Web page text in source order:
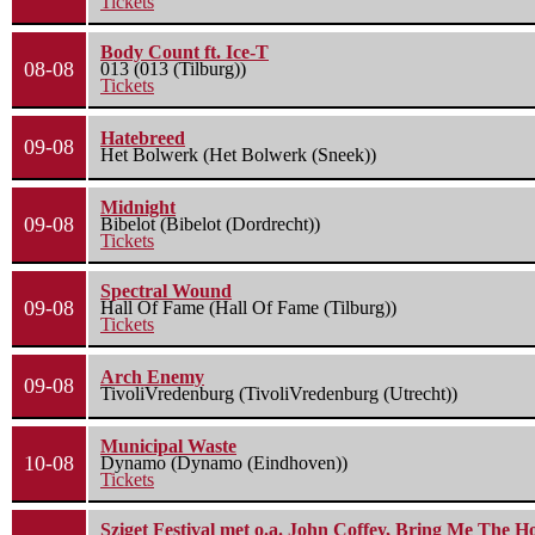
08-08
Body Count ft. Ice-T
013 (013 (Tilburg))
Tickets
09-08
Hatebreed
Het Bolwerk (Het Bolwerk (Sneek))
09-08
Midnight
Bibelot (Bibelot (Dordrecht))
Tickets
09-08
Spectral Wound
Hall Of Fame (Hall Of Fame (Tilburg))
Tickets
09-08
Arch Enemy
TivoliVredenburg (TivoliVredenburg (Utrecht))
10-08
Municipal Waste
Dynamo (Dynamo (Eindhoven))
Tickets
Sziget Festival met o.a. John Coffey, Bring Me The